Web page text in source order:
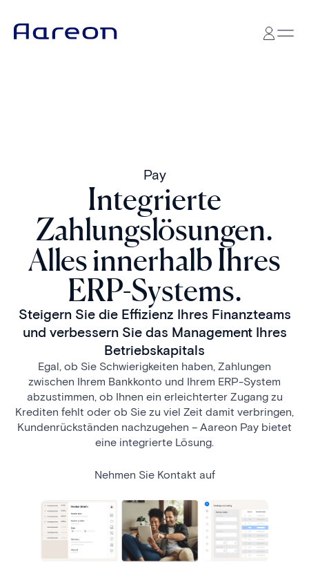
Pay
Integrierte
Zahlungslösungen.
Alles innerhalb Ihres
ERP-Systems.
Steigern Sie die Effizienz Ihres Finanzteams
und verbessern Sie das Management Ihres
Betriebskapitals
Egal, ob Sie Schwierigkeiten haben, Zahlungen
zwischen Ihrem Bankkonto und Ihrem ERP-System
abzustimmen, ob Ihnen ein erleichterter Zugang zu
Krediten fehlt oder ob Sie zu viel Zeit damit verbringen,
Kundenrückständen nachzugehen – Aareon Pay bietet
eine integrierte Lösung.
Nehmen Sie Kontakt auf